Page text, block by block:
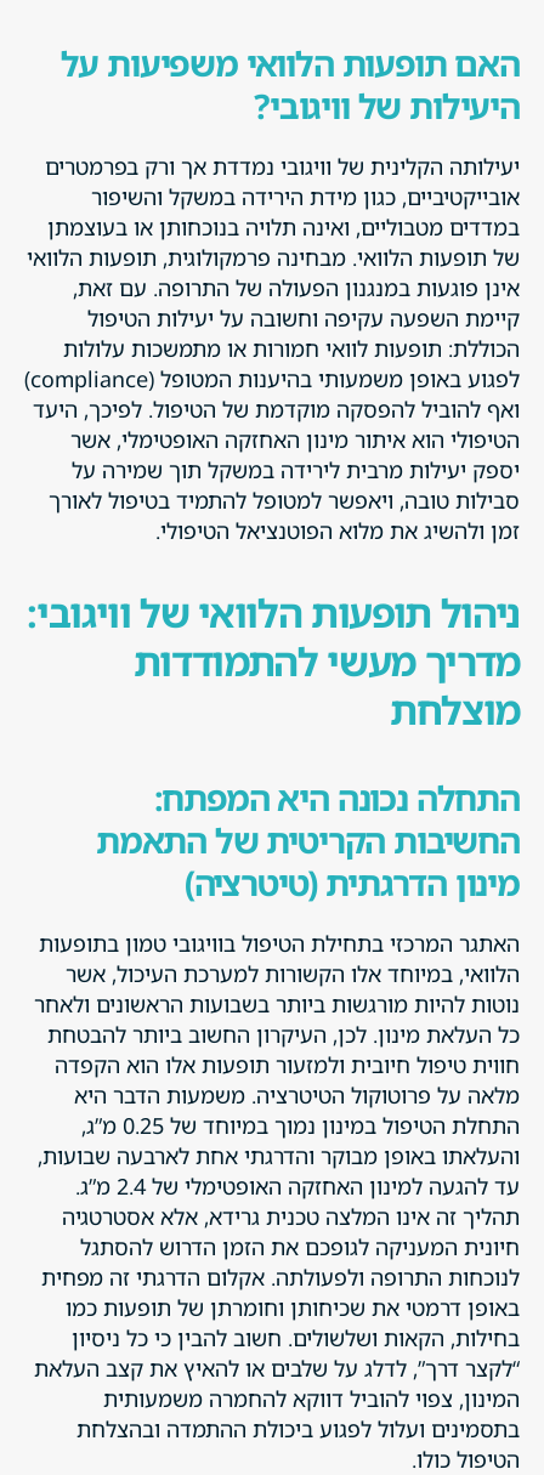
האם תופעות הלוואי משפיעות על
היעילות של וויגובי?
יעילותה הקלינית של וויגובי נמדדת אך ורק בפרמטרים
אובייקטיביים, כגון מידת הירידה במשקל והשיפור
במדדים מטבוליים, ואינה תלויה בנוכחותן או בעוצמתן
של תופעות הלוואי. מבחינה פרמקולוגית, תופעות הלוואי
אינן פוגעות במנגנון הפעולה של התרופה. עם זאת,
קיימת השפעה עקיפה וחשובה על יעילות הטיפול
הכוללת: תופעות לוואי חמורות או מתמשכות עלולות
לפגוע באופן משמעותי בהיענות המטופל (compliance)
ואף להוביל להפסקה מוקדמת של הטיפול. לפיכך, היעד
הטיפולי הוא איתור מינון האחזקה האופטימלי, אשר
יספק יעילות מרבית לירידה במשקל תוך שמירה על
סבילות טובה, ויאפשר למטופל להתמיד בטיפול לאורך
זמן ולהשיג את מלוא הפוטנציאל הטיפולי.
ניהול תופעות הלוואי של וויגובי:
מדריך מעשי להתמודדות
מוצלחת
התחלה נכונה היא המפתח:
החשיבות הקריטית של התאמת
מינון הדרגתית (טיטרציה)
האתגר המרכזי בתחילת הטיפול בוויגובי טמון בתופעות
הלוואי, במיוחד אלו הקשורות למערכת העיכול, אשר
נוטות להיות מורגשות ביותר בשבועות הראשונים ולאחר
כל העלאת מינון. לכן, העיקרון החשוב ביותר להבטחת
חווית טיפול חיובית ולמזעור תופעות אלו הוא הקפדה
מלאה על פרוטוקול הטיטרציה. משמעות הדבר היא
התחלת הטיפול במינון נמוך במיוחד של 0.25 מ”ג,
והעלאתו באופן מבוקר והדרגתי אחת לארבעה שבועות,
עד להגעה למינון האחזקה האופטימלי של 2.4 מ”ג.
תהליך זה אינו המלצה טכנית גרידא, אלא אסטרטגיה
חיונית המעניקה לגופכם את הזמן הדרוש להסתגל
לנוכחות התרופה ולפעולתה. אקלום הדרגתי זה מפחית
באופן דרמטי את שכיחותן וחומרתן של תופעות כמו
בחילות, הקאות ושלשולים. חשוב להבין כי כל ניסיון
“לקצר דרך”, לדלג על שלבים או להאיץ את קצב העלאת
המינון, צפוי להוביל דווקא להחמרה משמעותית
בתסמינים ועלול לפגוע ביכולת ההתמדה ובהצלחת
הטיפול כולו.